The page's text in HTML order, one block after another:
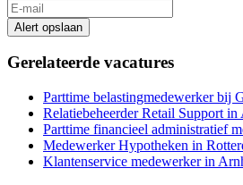
Alert opslaan
Gerelateerde vacatures
Parttime belastingmedewerker bij
Relatiebeheerder Retail Support
Parttime financieel administratief
Medewerker Hypotheken in
Klantenservice medewerker in